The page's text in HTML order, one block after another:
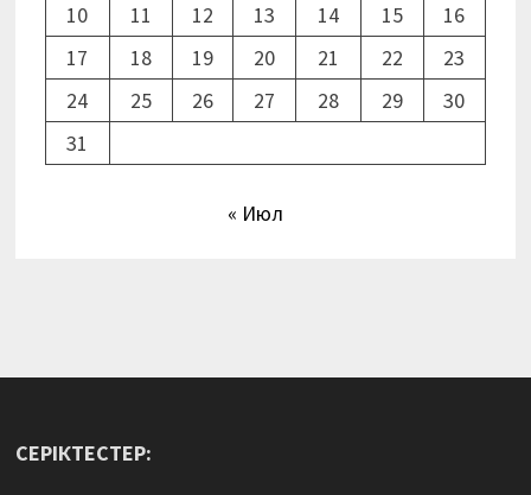
10
11 12 13 14 15
16
17
18 19 20 21 22
23
24
25 26 27 28 29
30
31
« Июл
СЕРІКТЕСТЕР: